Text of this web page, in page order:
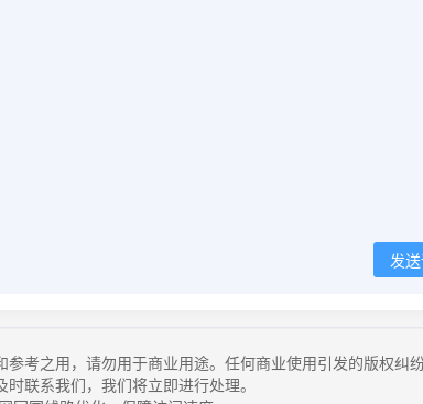
发
考之用，请勿用于商业用途。任何商业使用引发的版权纠
联系我们，我们将立即进行处理。